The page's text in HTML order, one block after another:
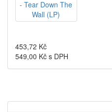
453,72 Kč
549,00 Kč s DPH